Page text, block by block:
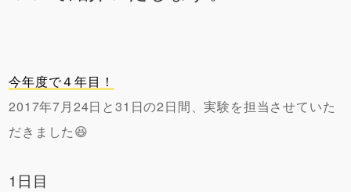
今年度で４年目！
2017年7月24日と31日の2日間、実験を担当させていた
だきました😆
1日目